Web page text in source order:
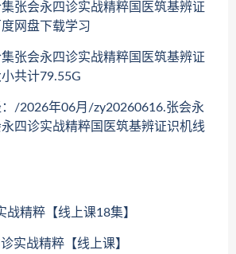
张会永四诊实战精粹国医筑基辨证
网盘下载学习
张会永四诊实战精粹国医筑基辨证
共计79.55G
/2026年06月/zy20260616.张会永
四诊实战精粹国医筑基辨证识机线
精粹【线上课18集】
实战精粹【线上课】